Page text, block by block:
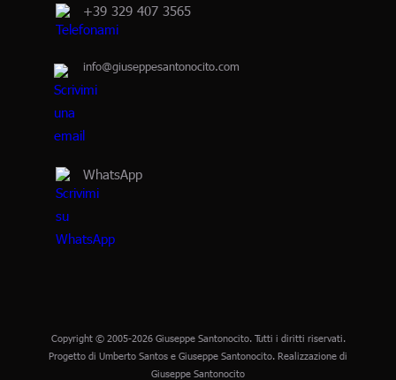
+39 329 407 3565
info@giuseppesantonocito.com
WhatsApp
Copyright © 2005-2026 Giuseppe Santonocito. Tutti i diritti riservati.
Progetto di Umberto Santos e Giuseppe Santonocito. Realizzazione di
Giuseppe Santonocito